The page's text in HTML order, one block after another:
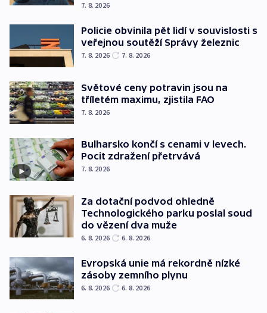
7. 8. 2026
Policie obvinila pět lidí v souvislosti s
veřejnou soutěží Správy železnic
7. 8. 2026 7. 8. 2026
Světové ceny potravin jsou na
tříletém maximu, zjistila FAO
7. 8. 2026
Bulharsko končí s cenami v levech.
Pocit zdražení přetrvává
7. 8. 2026
Za dotační podvod ohledně
Technologického parku poslal soud
do vězení dva muže
6. 8. 2026 6. 8. 2026
Evropská unie má rekordně nízké
zásoby zemního plynu
6. 8. 2026 6. 8. 2026